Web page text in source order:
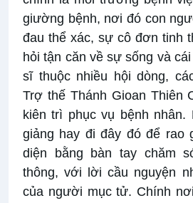
giường bệnh, nơi đó con
đau thể xác, sự cô đơn tinh
hỏi tận căn về sự sống và
sĩ thuộc nhiều hội dòng,
Trợ thế Thánh Gioan Thiên
kiên trì phục vụ bệnh nhân.
giảng hay đi đây đó để rao
diện bằng bàn tay chăm
thông, với lời cầu nguyện
của người mục tử. Chính